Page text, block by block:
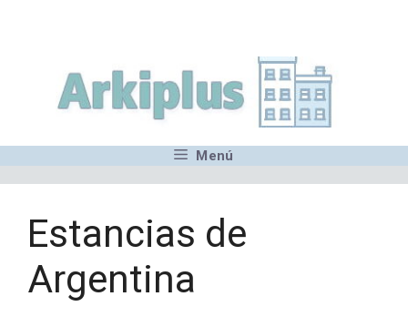
contenido
Menú
Estancias de
Argentina